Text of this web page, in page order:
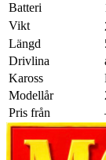
Batteri
Vikt
Längd
Drivlina
Kaross
Modellår
Pris från